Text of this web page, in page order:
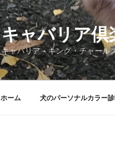
キャバリア倶
キャバリア・キング・チャール
ホーム 犬のパーソナルカラー